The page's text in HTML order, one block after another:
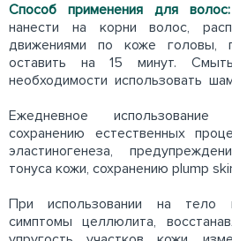
Способ применения для
нанести на корни волос,
движениями по коже головы,
оставить на 15 минут.
необходимости использовать
Ежедневное использование
сохранению естественных
эластиногенеза,
тонуса кожи, сохранению plump
При использовании на тело
симптомы целлюлита,